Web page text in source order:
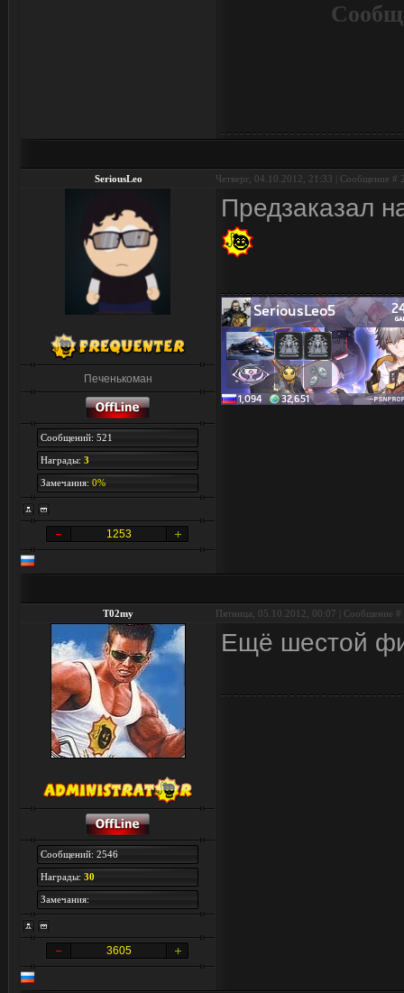
SeriousLeo Четверг, 04.10.2012, 21:33 | Сообщение #
Печенькоман
Сообщений: 521
Награды: 3
Замечания: 0%
1253
Предзаказал
T02my Пятница, 05.10.2012, 00:07 | Сообщение #
Сообщений: 2546
Награды: 30
Замечания:
3605
Ещё шестой